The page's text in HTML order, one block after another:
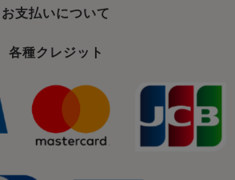
お支払いについて
各種クレジット